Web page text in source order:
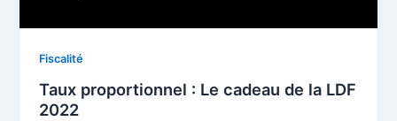
Fiscalité
Taux proportionnel : Le cadeau de la LDF
2022